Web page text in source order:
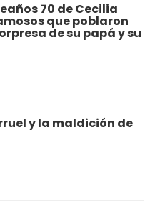
70 de Cecilia
que poblaron
de su papá y su
y la maldición de